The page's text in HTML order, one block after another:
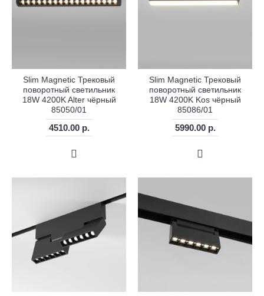
Slim Magnetic Трековый
поворотный светильник
18W 4200K Alter чёрный
85050/01
4510.00 р.
Slim Magnetic Трековый
поворотный светильник
18W 4200K Kos чёрный
85086/01
5990.00 р.